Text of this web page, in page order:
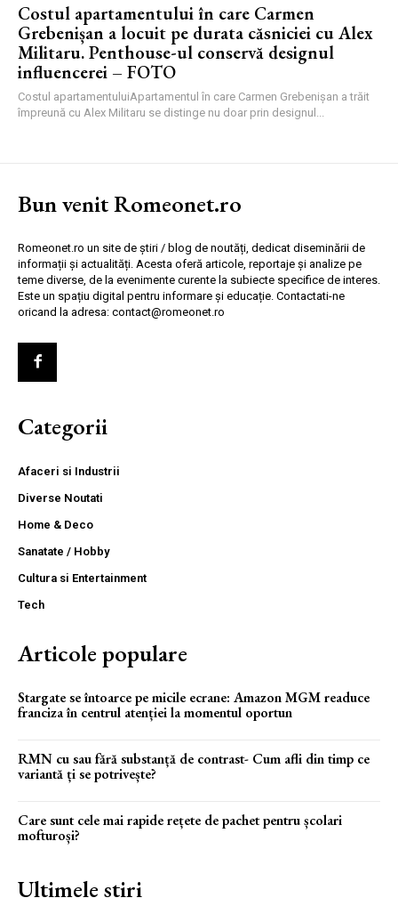
Costul apartamentului în care Carmen
Grebenișan a locuit pe durata căsniciei cu Alex
Militaru. Penthouse-ul conservă designul
influencerei – FOTO
Costul apartamentuluiApartamentul în care Carmen Grebenișan a trăit
împreună cu Alex Militaru se distinge nu doar prin designul...
Bun venit Romeonet.ro
Romeonet.ro un site de știri / blog de noutăți, dedicat diseminării de
informații și actualități. Acesta oferă articole, reportaje și analize pe
teme diverse, de la evenimente curente la subiecte specifice de interes.
Este un spațiu digital pentru informare și educație. Contactati-ne
oricand la adresa: contact@romeonet.ro
Categorii
Afaceri si Industrii
Diverse Noutati
Home & Deco
Sanatate / Hobby
Cultura si Entertainment
Tech
Articole populare
Stargate se întoarce pe micile ecrane: Amazon MGM readuce
franciza în centrul atenției la momentul oportun
RMN cu sau fără substanță de contrast- Cum afli din timp ce
variantă ți se potrivește?
Care sunt cele mai rapide rețete de pachet pentru școlari
mofturoși?
Ultimele stiri